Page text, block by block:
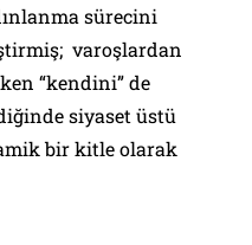
sürecini
varoşlardan
“kendini” de
siyaset üstü
bir kitle olarak